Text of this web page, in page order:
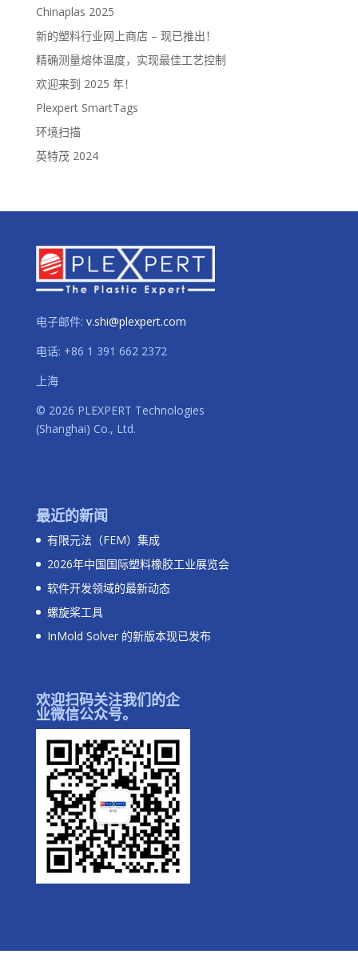
Chinaplas 2025
新的塑料行业网上商店 – 现已推出！
精确测量熔体温度，实现最佳工艺控制
欢迎来到 2025 年！
Plexpert SmartTags
环境扫描
英特茂 2024
电子邮件: v.shi@plexpert.com
电话: +86 1 391 662 2372
上海
© 2026 PLEXPERT Technologies
(Shanghai) Co., Ltd.
最近的新闻
有限元法（FEM）集成
2026年中国国际塑料橡胶工业展览会
软件开发领域的最新动态
螺旋桨工具
InMold Solver 的新版本现已发布
欢迎扫码关注我们的企
业微信公众号。